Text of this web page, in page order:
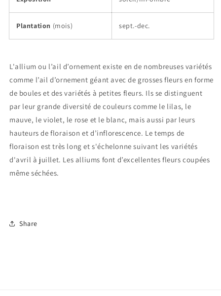
Plantation (mois) sept.-dec.
L'allium ou l’ail d’ornement existe en de nombreuses variétés
comme l’ail d’ornement géant avec de grosses fleurs en forme
de boules et des variétés à petites fleurs. Ils se distinguent
par leur grande diversité de couleurs comme le lilas, le
mauve, le violet, le rose et le blanc, mais aussi par leurs
hauteurs de floraison et d’inflorescence. Le temps de
floraison est très long et s'échelonne suivant les variétés
d'avril à juillet. Les alliums font d’excellentes fleurs coupées
même séchées.
Share